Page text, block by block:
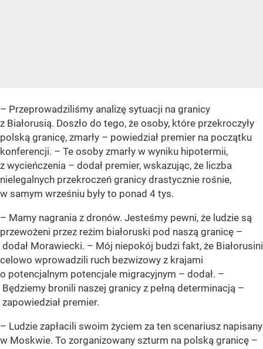
– Przeprowadziliśmy analizę sytuacji na granicy
z Białorusią. Doszło do tego, że osoby, które przekroczyły
polską granicę, zmarły – powiedział premier na początku
konferencji. – Te osoby zmarły w wyniku hipotermii,
z wycieńczenia – dodał premier, wskazując, że liczba
nielegalnych przekroczeń granicy drastycznie rośnie,
w samym wrześniu były to ponad 4 tys.
– Mamy nagrania z dronów. Jesteśmy pewni, że ludzie są
przewożeni przez reżim białoruski pod naszą granicę –
dodał Morawiecki. – Mój niepokój budzi fakt, że Białorusini
celowo wprowadzili ruch bezwizowy z krajami
o potencjalnym potencjale migracyjnym – dodał. –
Będziemy bronili naszej granicy z pełną determinacją –
zapowiedział premier.
– Ludzie zapłacili swoim życiem za ten scenariusz napisany
w Moskwie. To zorganizowany szturm na polską granicę –